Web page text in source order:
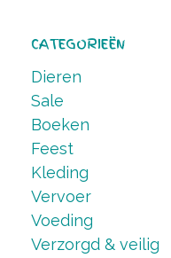
CATEGORIEËN
Dieren
Sale
Boeken
Feest
Kleding
Vervoer
Voeding
Verzorgd & veilig